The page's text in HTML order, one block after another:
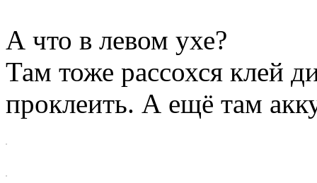
А что в левом ухе?
Там тоже рассохся клей
проклеить. А ещё там